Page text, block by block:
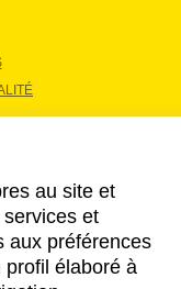
droits réservés.
au site et
et
aux préférences
profil élaboré à